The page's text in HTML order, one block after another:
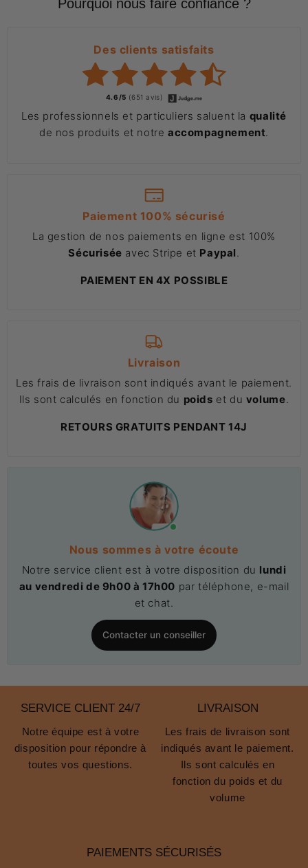
Pourquoi nous faire confiance ?
Des clients satisfaits
4.6/5 (651 avis)
Les professionnels et particuliers saluent la qualité
de nos produits et notre accompagnement
Paiement 100% sécurisé
La gestion de nos paiements en ligne est 100%
Sécurisée avec Stripe et Paypal
PAIEMENT EN 4X POSSIBLE
Livraison
Les frais de livraison sont indiqués avant le paiement.
Ils sont calculés en fonction du poids et du volume
RETOURS GRATUITS PENDANT 14J
Nous sommes à votre écoute
Notre service client est à votre disposition du lundi
au vendredi de 9h00 à 17h00 par téléphone, e-mail
et chat.
Contacter un conseiller
SERVICE CLIENT 24/7
Notre équipe est à votre
disposition pour répondre à
toutes vos questions.
LIVRAISON
Les frais de livraison sont
indiqués avant le paiement.
Ils sont calculés en
fonction du poids et du
volume
PAIEMENTS SÉCURISÉS